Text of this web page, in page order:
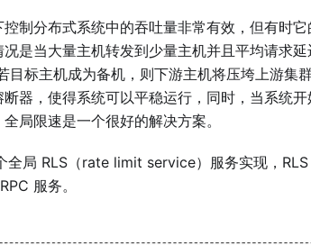
制分布式系统中的吞吐量非常有效，但有时
是当大量主机转发到少量主机并且平均请求
目标主机成为备机，则下游主机将压垮上游集
器，使得系统可以平稳运行，同时，当系统
局限速是一个很好的解决方案。
全局 RLS（rate limit service）服务实现，
服务。